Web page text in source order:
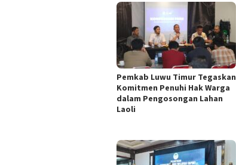
Pemkab Luwu Timur Tegaskan
Komitmen Penuhi Hak Warga
dalam Pengosongan Lahan
Laoli